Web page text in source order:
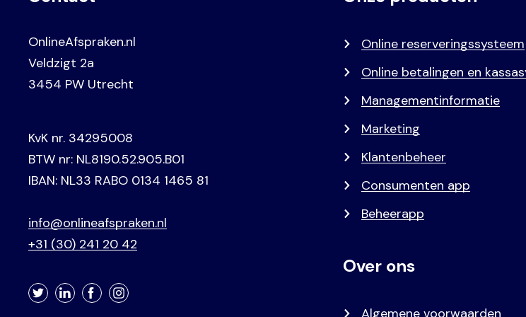
OnlineAfspraken.nl
Veldzigt 2a
3454 PW Utrecht
KvK nr. 34295008
BTW nr: NL8190.52.905.B01
IBAN: NL33 RABO 0134 1465 81
info@onlineafspraken.nl
+31 (30) 241 20 42
TwitterLinkedInFacebookInstagram
Online reserveringssysteem
Online betalingen en
Managementinformatie
Marketing
Klantenbeheer
Consumenten app
Beheerapp
Over ons
Algemene voorwaarden